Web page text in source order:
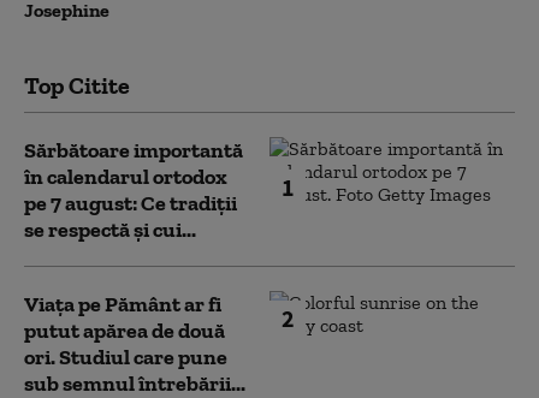
Josephine
Top Citite
1
Sărbătoare importantă
în calendarul ortodox
pe 7 august: Ce tradiții
se respectă și cui...
2
Viața pe Pământ ar fi
putut apărea de două
ori. Studiul care pune
sub semnul întrebării...